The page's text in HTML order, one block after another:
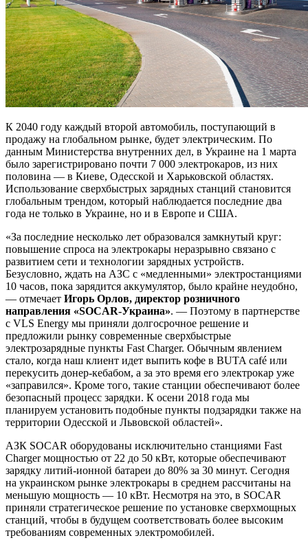
К 2040 году каждый второй автомобиль, поступающий в
продажу на глобальном рынке, будет электрическим. По
данным Министерства внутренних дел, в Украине на 1 марта
было зарегистрировано почти 7 000 электрокаров, из них
половина — в Киеве, Одесской и Харьковской областях.
Использование сверхбыстрых зарядных станций становится
глобальным трендом, который наблюдается последние два
года не только в Украине, но и в Европе и США.
«За последние несколько лет образовался замкнутый круг:
повышение спроса на электрокары неразрывно связано с
развитием сети и технологии зарядных устройств.
Безусловно, ждать на АЗС с «медленными» электростанциями
10 часов, пока зарядится аккумулятор, было крайне неудобно,
— отмечает Игорь Орлов, директор розничного
направления «SOCAR-Украина». — Поэтому в партнерстве
с VLS Energy мы приняли долгосрочное решение и
предложили рынку современные сверхбыстрые
электрозарядные пункты Fast Charger. Обычным явлением
стало, когда наш клиент идет выпить кофе в BUTA café или
перекусить донер-кебабом, а за это время его электрокар уже
«заправился». Кроме того, такие станции обеспечивают более
безопасный процесс зарядки. К осени 2018 года мы
планируем установить подобные пункты подзарядки также на
территории Одесской и Львовской областей».
АЗК SOCAR оборудованы исключительно станциями Fast
Charger мощностью от 22 до 50 кВт, которые обеспечивают
зарядку литий-ионной батареи до 80% за 30 минут. Сегодня
на украинском рынке электрокары в среднем рассчитаны на
меньшую мощность — 10 кВт. Несмотря на это, в SOCAR
приняли стратегическое решение по установке сверхмощных
станций, чтобы в будущем соответствовать более высоким
требованиям современных электромобилей.